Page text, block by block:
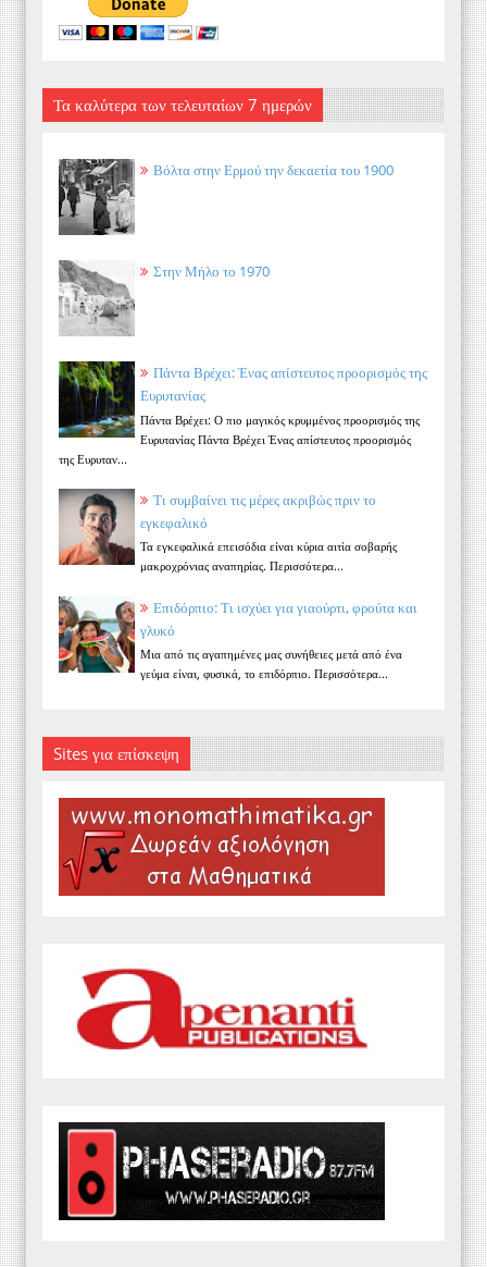
Τα καλύτερα των τελευταίων 7 ημερών
Βόλτα στην Ερμού την δεκαετία του 1900
Στην Μήλο το 1970
Πάντα Βρέχει: Ένας απίστευτος προορισμός της
Ευρυτανίας
Πάντα Βρέχει: Ο πιο μαγικός κρυμμένος προορισμός της
Ευρυτανίας Πάντα Βρέχει Ένας απίστευτος προορισμός
της Ευρυταν...
Τι συμβαίνει τις μέρες ακριβώς πριν το
εγκεφαλικό
Τα εγκεφαλικά επεισόδια είναι κύρια αιτία σοβαρής
μακροχρόνιας αναπηρίας. Περισσότερα...
Επιδόρπιο: Τι ισχύει για γιαούρτι, φρούτα και
γλυκό
Μια από τις αγαπημένες μας συνήθειες μετά από ένα
γεύμα είναι, φυσικά, το επιδόρπιο. Περισσότερα...
Sites για επίσκεψη